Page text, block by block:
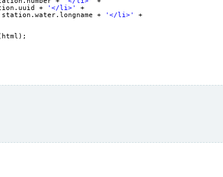
+ '</li>'
+
station.water.longname + '</li>'
+